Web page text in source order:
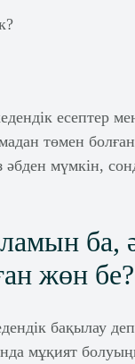
есептер
төмен
әбден мүмкін,
ба,
жөн бе?
бақылау
мұқият